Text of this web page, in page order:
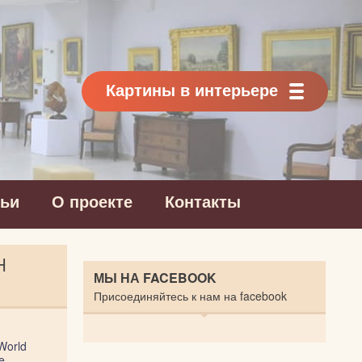
Картины в интерьере
О проекте Контакты
МЫ НА FACEBOOK
Присоединяйтесь к нам на facebook